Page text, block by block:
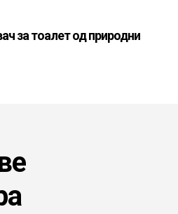
за тоалет од природни